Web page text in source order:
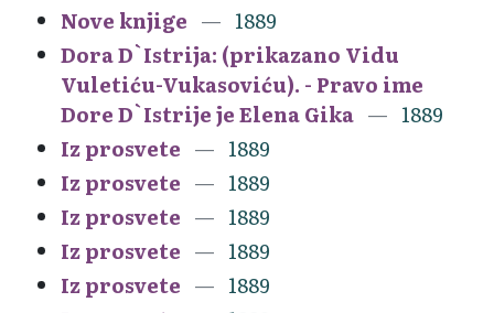
Nove knjige
1889
Dora D`Istrija: (prikazano Vidu
Vuletiću-Vukasoviću). - Pravo ime
Dore D`Istrije je Elena Gika
1889
Iz prosvete
1889
Iz prosvete
1889
Iz prosvete
1889
Iz prosvete
1889
Iz prosvete
1889